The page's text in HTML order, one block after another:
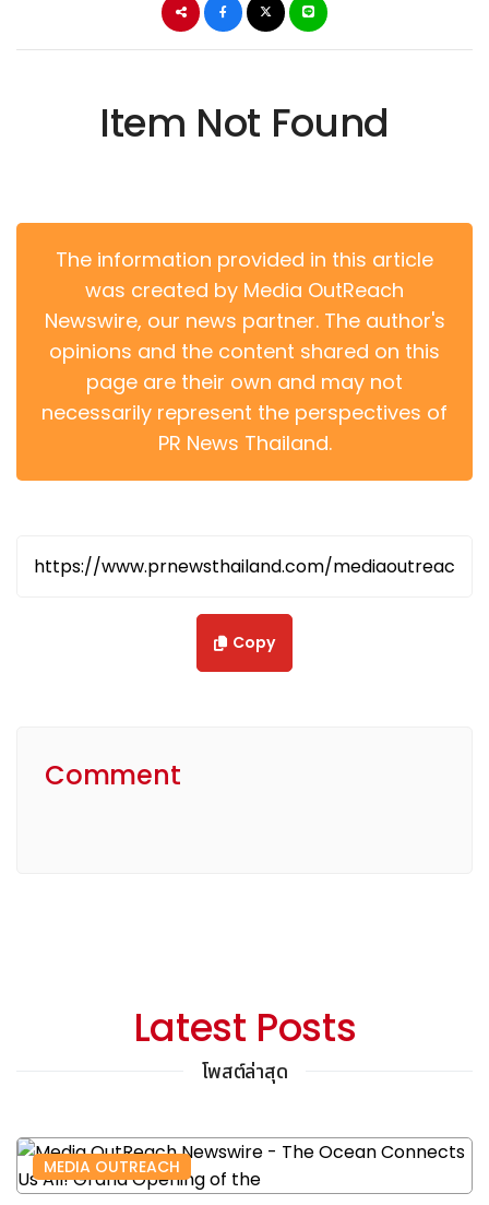
Item Not Found
The information provided in this article
was created by Media OutReach
Newswire, our news partner. The author's
opinions and the content shared on this
page are their own and may not
necessarily represent the perspectives of
PR News Thailand.
Copy
Comment
Latest Posts
โพสต์ล่าสุด
MEDIA OUTREACH